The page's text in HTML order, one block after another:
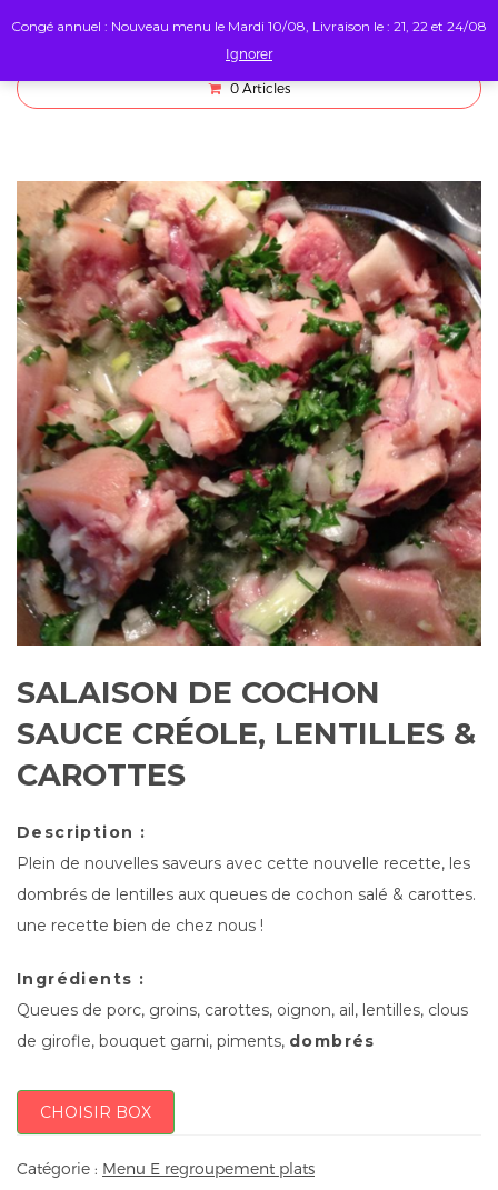
0 Articles
SALAISON DE COCHON
SAUCE CRÉOLE, LENTILLES &
CAROTTES
Description :
Plein de nouvelles saveurs avec cette nouvelle recette, les
dombrés de lentilles aux queues de cochon salé & carottes.
une recette bien de chez nous !
Ingrédients :
Queues de porc, groins, carottes, oignon, ail, lentilles, clous
de girofle, bouquet garni, piments, dombrés
CHOISIR BOX
Catégorie : Menu E regroupement plats
Congé annuel : Nouveau menu le Mardi 10/08, Livraison le : 21, 22 et 24/08
Ignorer